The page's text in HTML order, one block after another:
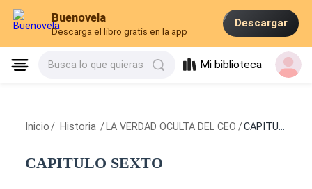
Buenovela
Descarga el libro gratis en la app
Descargar
Busca lo que quieras Mi biblioteca
Inicio / Historia / LA VERDAD OCULTA DEL CEO /CAPITULO SEXTO
CAPITULO SEXTO